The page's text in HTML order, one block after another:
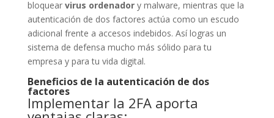
bloquear virus ordenadory malware, mientras que la
autenticación de dos factores actúa como un escudo
adicional frente a accesos indebidos. Así logras un
sistema de defensa mucho más sólido para tu
empresa y para tu vida digital.
Beneficios de la autenticación de dos
factores
Implementar la 2FA aporta